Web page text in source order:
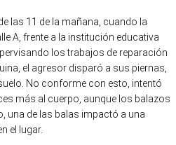
las 11 de la mañana, cuando la
A, frente a la institución educativa
los trabajos de reparación
el agresor disparó a sus piernas,
No conforme con esto, intentó
más al cuerpo, aunque los balazos
una de las balas impactó a una
el lugar.